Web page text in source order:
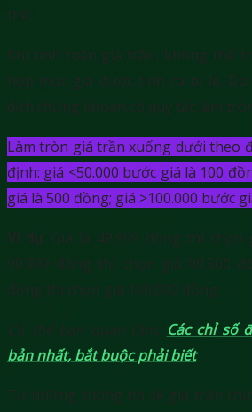
thể:
Khi tính toán giá trần, không thể
hợp mức giá được tính ra bị lẻ. Do
dịch chứng khoán có quy tắc làm
Làm tròn giá trần xuống dưới theo
định: giá <50.000 bước giá là 100
giá là 500 đồng; giá >100.000 bước
Ví dụ: Giá là 49.999 đồng thì chọn
99.999 đồng thì chọn giá 99.500
đồng thì chọn giá 100.000 đồng.
Có thể bạn quan tâm: Các chỉ số
bản nhất, bắt buộc phải biết
Từ những thông tin về giá trần